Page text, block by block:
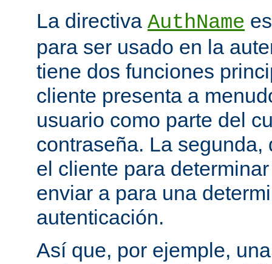
La directiva AuthName
para ser usado en la
tiene dos funciones
cliente presenta a
usuario como parte del
contraseña. La
el cliente para
enviar a para una
autenticación.
Así que, por ejemple,